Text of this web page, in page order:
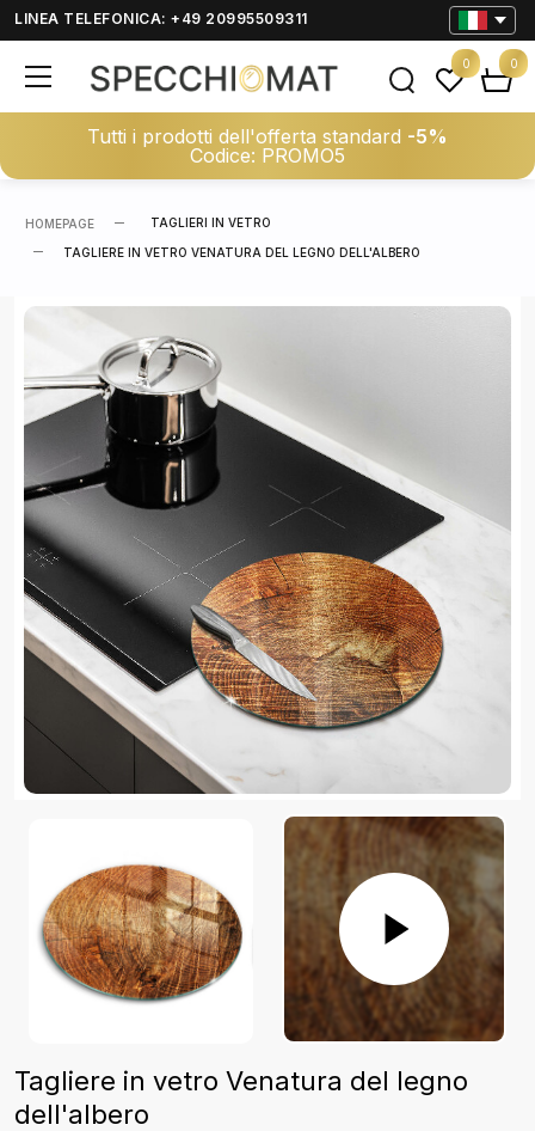
LINEA TELEFONICA: +49 20995509311
Tutti i prodotti dell'offerta standard -5%
Codice: PROMO5
0 0
HOMEPAGE TAGLIERI IN VETRO
TAGLIERE IN VETRO VENATURA DEL LEGNO DELL'ALBERO
Tagliere in vetro Venatura del legno
dell'albero